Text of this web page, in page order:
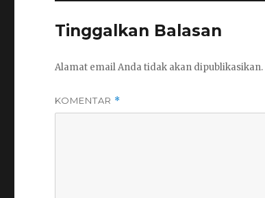
Tinggalkan Balasan
Alamat email Anda tidak akan dipublikasikan.
KOMENTAR *